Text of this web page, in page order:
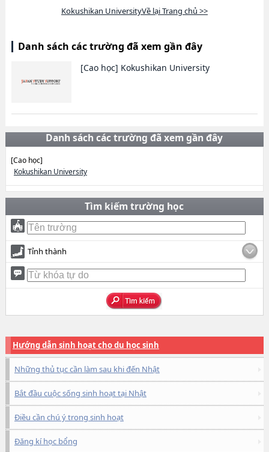
Kokushikan UniversityVề lại Trang chủ >>
Danh sách các trường đã xem gần đây
[Cao học] Kokushikan University
Danh sách các trường đã xem gần đây
[Cao học]
Kokushikan University
Tìm kiếm trường học
Tỉnh thành
Hướng dẫn sinh hoạt cho du học sinh
Những thủ tục cần làm sau khi đến Nhật
Bắt đầu cuộc sống sinh hoạt tại Nhật
Điều cần chú ý trong sinh hoạt
Đăng kí học bổng